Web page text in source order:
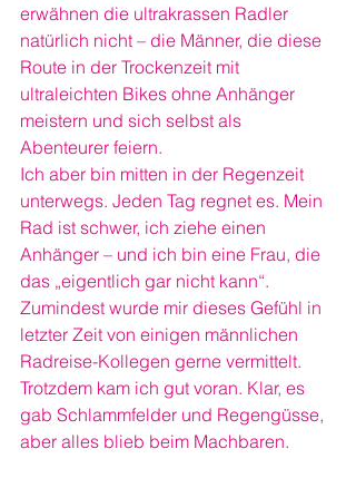
erwähnen die ultrakrassen Radler
natürlich nicht – die Männer, die diese
Route in der Trockenzeit mit
ultraleichten Bikes ohne Anhänger
meistern und sich selbst als
Abenteurer feiern.
Ich aber bin mitten in der Regenzeit
unterwegs. Jeden Tag regnet es. Mein
Rad ist schwer, ich ziehe einen
Anhänger – und ich bin eine Frau, die
das „eigentlich gar nicht kann“.
Zumindest wurde mir dieses Gefühl in
letzter Zeit von einigen männlichen
Radreise-Kollegen gerne vermittelt.
Trotzdem kam ich gut voran. Klar, es
gab Schlammfelder und Regengüsse,
aber alles blieb beim Machbaren.